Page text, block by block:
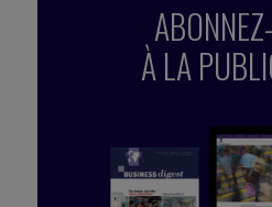
À LA